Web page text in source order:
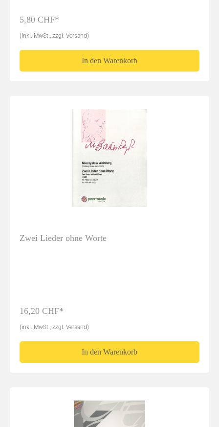
5,80 CHF*
(inkl. MwSt., zzgl. Versand)
In den Warenkorb
Zwei Lieder ohne Worte
16,20 CHF*
(inkl. MwSt., zzgl. Versand)
In den Warenkorb